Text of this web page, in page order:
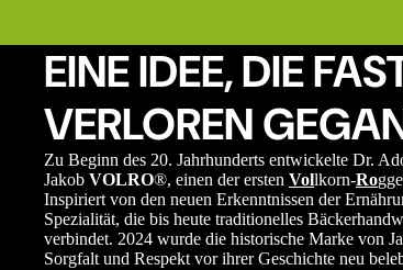
EINE IDEE, DIE
VERLOREN
Zu Beginn des 20. Jahrhunderts entwickelte Dr.
Jakob VOLRO®, einen der ersten Vollkorn-Ro
Inspiriert von den neuen Erkenntnissen der
Spezialität, die bis heute traditionelles
verbindet. 2024 wurde die historische Marke von
Sorgfalt und Respekt vor ihrer Geschichte neu